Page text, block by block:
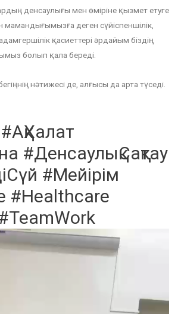
денсаулығы мен өміріне қызмет етуге
деген сүйіспеншілік,
қасиеттері әрдайым біздің
болып қала береді.
нәтижесі де, алғысы да арта түседі.
#ДенсаулықСақтау
#Мейірім
#Healthcare